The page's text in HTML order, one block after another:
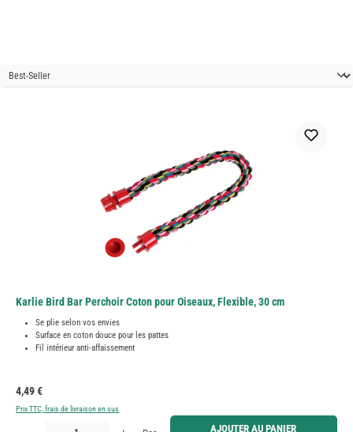
Karlie Bird Bar Perchoir Coton pour Oiseaux, Flexible, 30 cm
Se plie selon vos envies
Surface en coton douce pour les pattes
Fil intérieur anti-affaissement
Prix régulier :
4,49 €
Prix TTC, frais de livraison en sus
Quantité de produit : Entrez la quantité souhaitée ou utilisez les boutons pour augmenter ou
AJOUTER AU PANIER